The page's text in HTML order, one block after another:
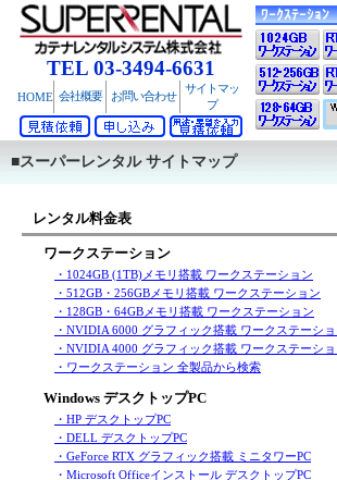
TEL 03-3494-6631
HOME 会社概要 お問い合わせ
サイトマッ
プ
ﾜｰｸｽﾃｰｼｮﾝ
■スーパーレンタル サイトマップ
レンタル料金表
ワークステーション
・1024GB (1TB)メモリ搭載 ワークステーション
・512GB・256GBメモリ搭載 ワークステーション
・128GB・64GBメモリ搭載 ワークステーション
・NVIDIA 6000 グラフィック搭載 ワークステーショ
・NVIDIA 4000 グラフィック搭載 ワークステーショ
・ワークステーション 全製品から検索
Windows デスクトップPC
・HP デスクトップPC
・DELL デスクトップPC
・GeForce RTX グラフィック搭載 ミニタワーPC
・Microsoft Officeインストール デスクトップPC